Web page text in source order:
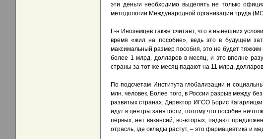
эти деньги необходимо выделять не только
методологии Международной организации труда
Г-н Иноземцев также считает, что в нынешних
время «жил на пособие», ведь это в будущем
максимальный размер пособия, это не будет
более 1 млрд. долларов в месяц, и это вполне
страны за тот же месяц падают на 11 млрд.
По подсчетам Института глобализации и
млн. человек. Более того, в России разрыв между
развитых странах. Директор ИГСО Борис
идут в центры занятости, потому что пособие
первых, нет вакансий, во-вторых, падают
отрасль, где оклады растут, – это фармацевтика и